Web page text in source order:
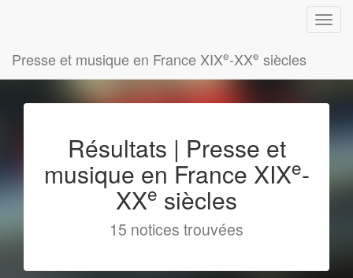
Presse et musique en France XIXe-XXe siècles
Résultats | Presse et
musique en France XIXe-
XXe siècles
15 notices trouvées